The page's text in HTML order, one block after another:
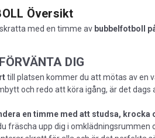
Översikt
med en timme av bubbelfotboll
DIG
till platsen kommer du att mötas av en
och redo att köra igång, är det
en timme med att studsa, krocka
fräscha upp dig i